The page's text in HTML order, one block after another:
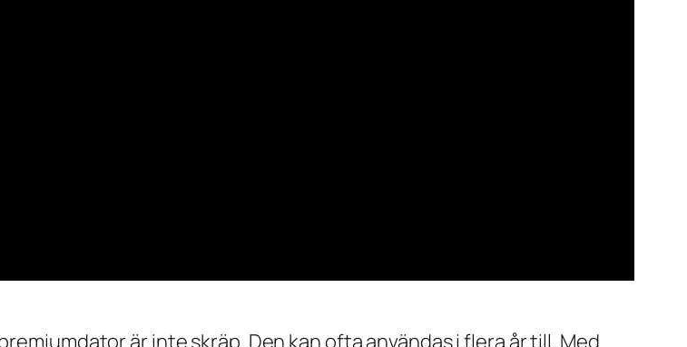
är inte skräp. Den kan ofta användas i flera år till. Med